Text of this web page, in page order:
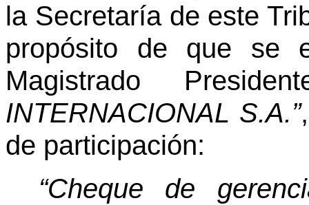
la Secretaría de este
propósito de que se
Magistrado
INTERNACIONAL S.A.”
de participación:
“Cheque de